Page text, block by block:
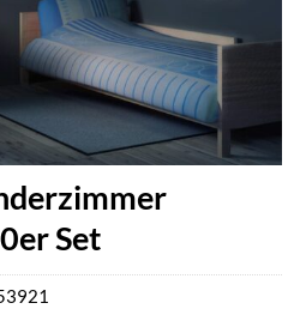
Set